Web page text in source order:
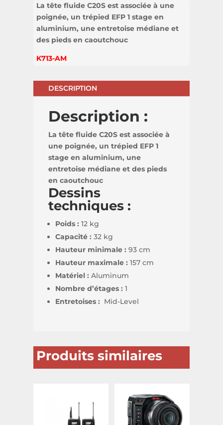
La tête fluide C20S est associée à une
poignée, un trépied EFP 1 stage en
aluminium, une entretoise médiane et
des pieds en caoutchouc
K713-AM
DESCRIPTION
Description :
La tête fluide C20S est associée à
une poignée, un trépied EFP 1
stage en aluminium, une
entretoise médiane et des pieds
en caoutchouc
Dessins
techniques :
Poids : 12 kg
Capacité :32 kg
Hauteur minimale : 93 cm
Hauteur maximale :157 cm
Matériel : Aluminum
Nombre d’étages :1
Entretoises : Mid-Level
Produits similaires